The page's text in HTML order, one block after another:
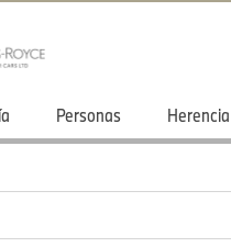
Personas Herencia